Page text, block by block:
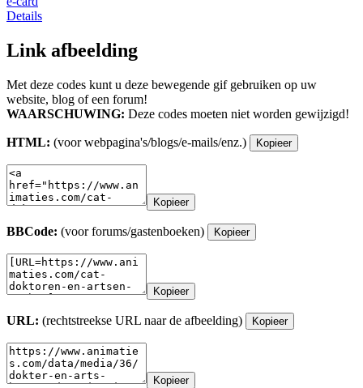
Details
Link afbeelding
Met deze codes kunt u deze bewegende gif gebruiken op uw
website, blog of een forum!
WAARSCHUWING: Deze codes moeten niet worden gewijzigd!
HTML: (voor webpagina's/blogs/e-mails/enz.) Kopieer
Kopieer
BBCode: (voor forums/gastenboeken) Kopieer
Kopieer
URL: (rechtstreekse URL naar de afbeelding) Kopieer
Kopieer